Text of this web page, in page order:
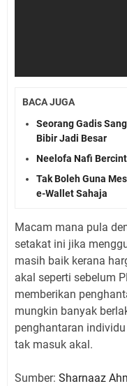
BACA JUGA
Seorang Gadis
Bibir Jadi Besar
Neelofa Nafi
Tak Boleh Guna
e-Wallet Sahaja
Macam mana pula
setakat ini jika
masih baik kerana
akal seperti sebelum
memberikan
mungkin banyak
penghantaran
tak masuk akal.
Sumber: Sharnaaz